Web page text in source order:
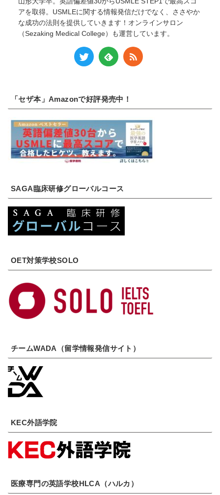
アを取得。USMLEに関する情報発信だけでなく、ささやか
な成功の法則を提供していきます！オンラインサロン
（Sezaking Medical College）も運営しています。
「セザ本」Amazonで好評発売中！
SAGA臨床研修グローバルコース
OET対策学校SOLO
チームWADA（留学情報発信サイト）
KEC外語学院
医療専門の英語学校HLCA（ハルカ）